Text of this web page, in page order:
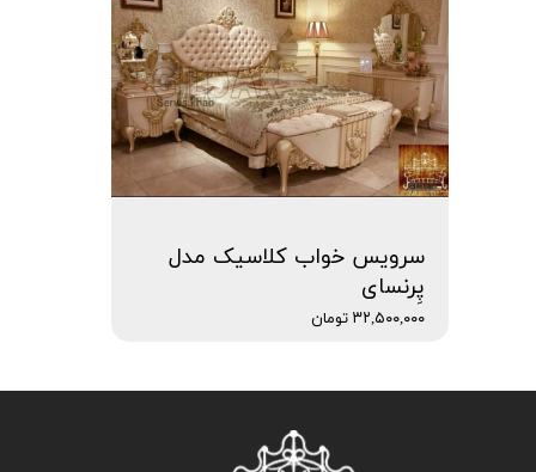
سرویس خواب کلاسیک مدل
پِرنسای
۳۲,۵۰۰,۰۰۰ تومان